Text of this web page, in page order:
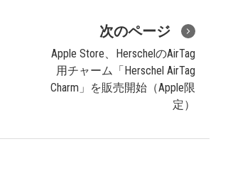
次のページ
Apple Store、HerschelのAirTag
用チャーム「Herschel AirTag
Charm」を販売開始（Apple限
定）